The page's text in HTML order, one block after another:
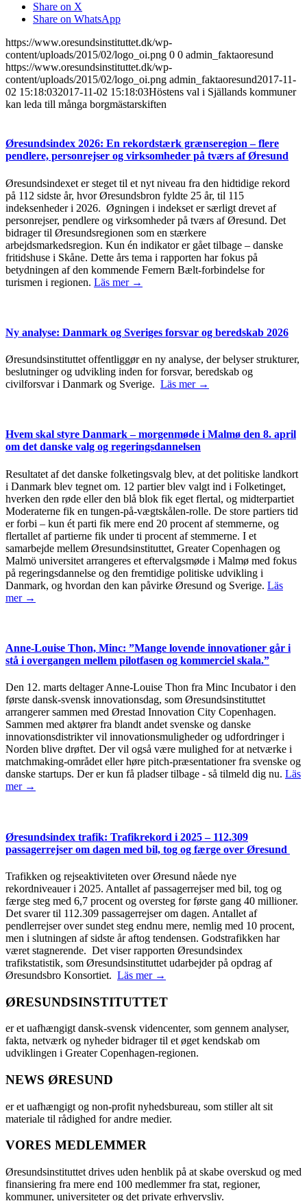
Share on X
Share on WhatsApp
https://www.oresundsinstituttet.dk/wp-
content/uploads/2015/02/logo_oi.png 0 0 admin_faktaoresund
https://www.oresundsinstituttet.dk/wp-
content/uploads/2015/02/logo_oi.png admin_faktaoresund2017-11-
02 15:18:032017-11-02 15:18:03Höstens val i Själlands kommuner
kan leda till många borgmästarskiften
Øresundsindex 2026: En rekordstærk grænseregion – flere
pendlere, personrejser og virksomheder på tværs af Øresund
Øresundsindexet er steget til et nyt niveau fra den hidtidige rekord
på 112 sidste år, hvor Øresundsbron fyldte 25 år, til 115
indeksenheder i 2026. Øgningen i indekset er særligt drevet af
personrejser, pendlere og virksomheder på tværs af Øresund. Det
bidrager til Øresundsregionen som en stærkere
arbejdsmarkedsregion. Kun én indikator er gået tilbage – danske
fritidshuse i Skåne. Dette års tema i rapporten har fokus på
betydningen af den kommende Femern Bælt-forbindelse for
turismen i regionen. Läs mer →
Ny analyse: Danmark og Sveriges forsvar og beredskab 2026
Øresundsinstituttet offentliggør en ny analyse, der belyser strukturer,
beslutninger og udvikling inden for forsvar, beredskab og
civilforsvar i Danmark og Sverige. Läs mer →
Hvem skal styre Danmark – morgenmøde i Malmø den 8. april
om det danske valg og regeringsdannelsen
Resultatet af det danske folketingsvalg blev, at det politiske landkort
i Danmark blev tegnet om. 12 partier blev valgt ind i Folketinget,
hverken den røde eller den blå blok fik eget flertal, og midterpartiet
Moderaterne fik en tungen-på-vægtskålen-rolle. De store partiers tid
er forbi – kun ét parti fik mere end 20 procent af stemmerne, og
flertallet af partierne fik under ti procent af stemmerne. I et
samarbejde mellem Øresundsinstituttet, Greater Copenhagen og
Malmö universitet arrangeres et eftervalgsmøde i Malmø med fokus
på regeringsdannelse og den fremtidige politiske udvikling i
Danmark, og hvordan den kan påvirke Øresund og Sverige. Läs
mer →
Anne-Louise Thon, Minc: ”Mange lovende innovationer går i
stå i overgangen mellem pilotfasen og kommerciel skala.”
Den 12. marts deltager Anne-Louise Thon fra Minc Incubator i den
første dansk-svensk innovationsdag, som Øresundsinstituttet
arrangerer sammen med Ørestad Innovation City Copenhagen.
Sammen med aktører fra blandt andet svenske og danske
innovationsdistrikter vil innovationsmuligheder og udfordringer i
Norden blive drøftet. Der vil også være mulighed for at netværke i
matchmaking-området eller høre pitch-præsentationer fra svenske og
danske startups. Der er kun få pladser tilbage - så tilmeld dig nu. Läs
mer →
Øresundsindex trafik: Trafikrekord i 2025 – 112.309
passagerrejser om dagen med bil, tog og færge over Øresund
Trafikken og rejseaktiviteten over Øresund nåede nye
rekordniveauer i 2025. Antallet af passagerrejser med bil, tog og
færge steg med 6,7 procent og oversteg for første gang 40 millioner.
Det svarer til 112.309 passagerrejser om dagen. Antallet af
pendlerrejser over sundet steg endnu mere, nemlig med 10 procent,
men i slutningen af sidste år aftog tendensen. Godstrafikken har
været stagnerende. Det viser rapporten Øresundsindex
trafikstatistik, som Øresundsinstituttet udarbejder på opdrag af
Øresundsbro Konsortiet. Läs mer →
ØRESUNDSINSTITUTTET
er et uafhængigt dansk-svensk videncenter, som gennem analyser,
fakta, netværk og nyheder bidrager til et øget kendskab om
udviklingen i Greater Copenhagen-regionen.
NEWS ØRESUND
er et uafhængigt og non-profit nyhedsbureau, som stiller alt sit
materiale til rådighed for andre medier.
VORES MEDLEMMER
Øresundsinstituttet drives uden henblik på at skabe overskud og med
finansiering fra mere end 100 medlemmer fra stat, regioner,
kommuner, universiteter og det private erhvervsliv.